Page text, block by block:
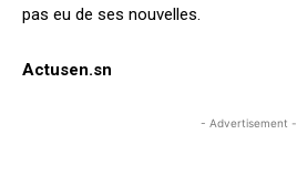
pas eu de ses nouvelles.
Actusen.sn
- Advertisement -